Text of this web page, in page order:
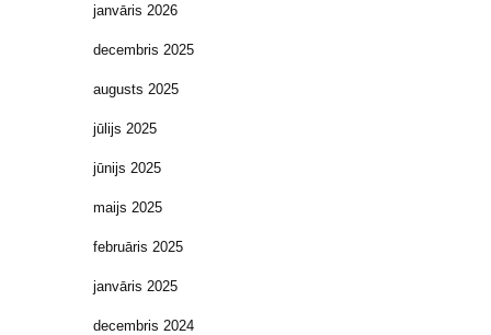
janvāris 2026
decembris 2025
augusts 2025
jūlijs 2025
jūnijs 2025
maijs 2025
februāris 2025
janvāris 2025
decembris 2024